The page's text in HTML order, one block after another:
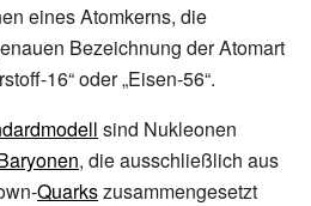
eines Atomkerns, die
Bezeichnung der Atomart
16“ oder „Eisen-56“.
sind Nukleonen
, die ausschließlich aus
Quarkszusammengesetzt